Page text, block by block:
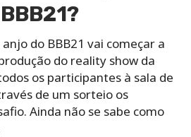
do BBB21 vai começar a
do reality show da
os participantes à sala de
de um sorteio os
Ainda não se sabe como